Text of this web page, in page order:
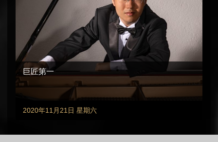
巨匠第一
2020年11月21日 星期六